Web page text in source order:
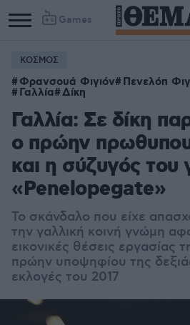
Games
ΚΟΣΜΟΣ
Φρανσουά Φιγιόν Πενελόπ
Γαλλία Δίκη
Γαλλία: Σε δίκη
ο πρώην
και η σύζυγός του
«Penelopegate»
Το σκάνδαλο που είχε
την γαλλική κοινή γνώμη
εικονικές θέσεις εργασίας
πρώην υποψηφίου της
εκλογές του 2017